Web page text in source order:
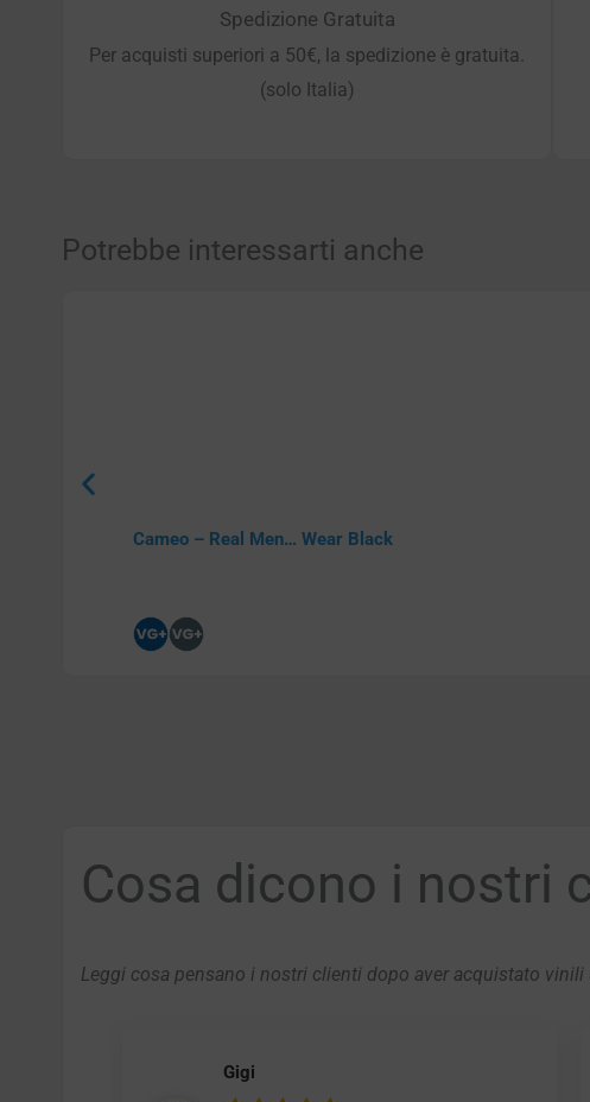
Spedizione Gratuita
Per acquisti superiori a 50€, la spedizione è gratuita.
(solo Italia)
Potrebbe interessarti anche
Cameo – Real Men… Wear Black
Cosa dicono i nostri
Leggi cosa pensano i nostri clienti dopo aver acquistato
Gigi